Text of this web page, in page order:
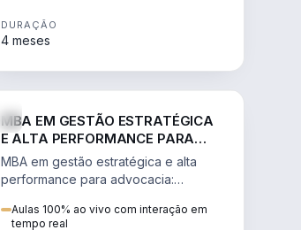
DURAÇÃO
4 meses
MBA EM GESTÃO ESTRATÉGICA
E ALTA PERFORMANCE PARA
ADVOCACIA
MBA em gestão estratégica e alta
performance para advocacia:
escalável, lucrativo e bem
Aulas 100% ao vivo com interação em
tempo real